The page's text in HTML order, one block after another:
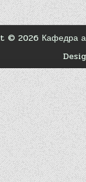
2026 Кафедра